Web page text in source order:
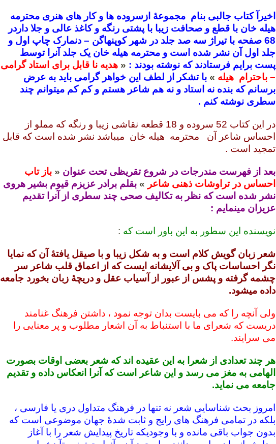
اخیرآ کتاب جالبی بنام مجموعۀ ازسروده ها و کار های هنری محترمه
هیله خان با قطع و صحافت زیبا با پشتی رنگه و کاغذ عالی و جلا داردر
68 صفحه با تیراژ سه صد جلد در شهر کوپنهاگن – دنمارک چاپ اول و
جلد اول آن نشر شده است و محترمه هیله خان یک جلد آنرا توسط
پست برایم فرستادند که نوشته بودند : « هدیه نا قابل برای استاد گرامی
– باحترام هیله » با تشکر از لطف این خواهر گرامی باید به عرض
برسانم که بنده نه استاد و نه هم شاعر هستم و کم کم میتوانم چند
سطری نوشته کنم .
در این کتاب 52 سروده و 18 قطعه نقاشی زیبا و رنگه که مملو از
احساس شاعر آن محترمه هیله خان میباشد نشر شده است که قابل
تمجید است .
بعد از فهرست مندرجات در شروع تقریظی تحت عنوان « باز تاب
احساس در تراوشات ذهنی شاعر » بقلم برادر عزیزم قیوم بشیر هروی
نشر شده است که نظر به تکالیف صحی چند سطری از آنرا تقدیم
عزیزان مینمایم :
نویسنده این سطور به این باور است که :
شعر زبان گویش کلام است و به شکل زیبا و با صیقل یافتۀ آن که نمایا
نگر احساسات پاک و بی آلایشانه ایست که از اعماق قلب شاعر سر
چشمه گرفته و پشس از عبور از آسیاب عقل و دریچۀ زبان بخورد جامعه
داده میشود.
ولی آنچه را که می بایست بدان توجه نمود ، داشتن فرهنگ غنامند
دریست که شعرای ما با استنباط به آن اشعار مطلوب و پر معنایی را
می سرایند.
هر چند تعدادی از شعرا به این عقیده اند که شعر بعضی اوقات بصورت
الهامی به مغز می رسد و این شاعر است که آنرا انعکاس داده و تقدیم
جامعه می نماید.
امروز بحث شناسایی شعر نه تنها در فرهنگ متداول دری یا فارسی ،
بلکه در تمامی فرهنگ های رایج و ثابت شدۀ جهان موضوعی است که
بدون جواب باقی مانده و با وجودیکه تاریخ پیدایش شعر را با آغاز